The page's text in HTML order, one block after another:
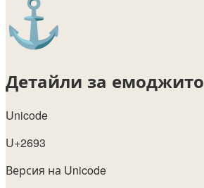
Детайли за емоджито
Unicode
U+2693
Версия на Unicode